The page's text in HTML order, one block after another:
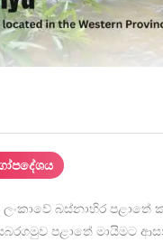
ලංකාවේ බස්නාහිර පළාතේ
පළාතේ මායිමට